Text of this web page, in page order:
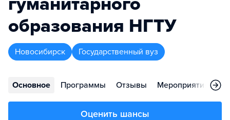
образования НГТУ
Новосибирск Государственный вуз
Основное Программы Отзывы Мероприятия
Оценить шансы